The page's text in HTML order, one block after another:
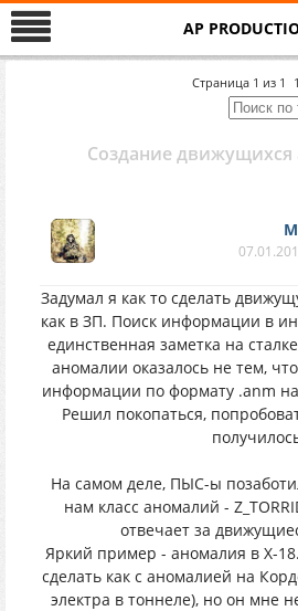
AP
Страница 1 из 1 1
Создание
Задумал я как то сделать
как в ЗП. Поиск информации в
единственная заметка на
аномалии оказалось не тем,
информации по формату .anm
Решил покопаться,
На самом деле, ПЫС-ы
нам класс аномалий -
отвечает за
Яркий пример - аномалия в Х-
сделать как с аномалией на
электра в тоннеле), но он мне